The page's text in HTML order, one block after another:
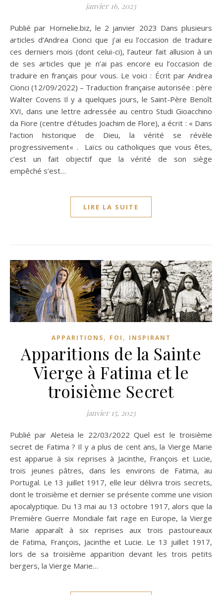
janvier 16, 2023
Publié par Homelie.biz, le 2 janvier 2023 Dans plusieurs
articles d’Andrea Cionci que j’ai eu l’occasion de traduire
ces derniers mois (dont celui-ci), l’auteur fait allusion à un
de ses articles que je n’ai pas encore eu l’occasion de
traduire en français pour vous. Le voici : Écrit par Andrea
Cionci (12/09/2022) – Traduction française autorisée : père
Walter Covens Il y a quelques jours, le Saint-Père Benoît
XVI, dans une lettre adressée au centro Studi Gioacchino
da Fiore (centre d’études Joachim de Flore), a écrit : « Dans
l’action historique de Dieu, la vérité se révèle
progressivement« . Laïcs ou catholiques que vous êtes,
c’est un fait objectif que la vérité de son siège
empêché s’est…
LIRE LA SUITE
APPARITIONS, FOI , INSPIRANT
Apparitions de la Sainte
Vierge à Fatima et le
troisième Secret
janvier 15, 2023
Publié par Aleteia le 22/03/2022 Quel est le troisième
secret de Fatima ? Il y a plus de cent ans, la Vierge Marie
est apparue à six reprises à Jacinthe, François et Lucie,
trois jeunes pâtres, dans les environs de Fatima, au
Portugal. Le 13 juillet 1917, elle leur délivra trois secrets,
dont le troisième et dernier se présente comme une vision
apocalyptique. Du 13 mai au 13 octobre 1917, alors que la
Première Guerre Mondiale fait rage en Europe, la Vierge
Marie apparaît à six reprises aux trois pastoureaux
de Fatima, François, Jacinthe et Lucie. Le 13 juillet 1917,
lors de sa troisième apparition devant les trois petits
bergers, la Vierge Marie…